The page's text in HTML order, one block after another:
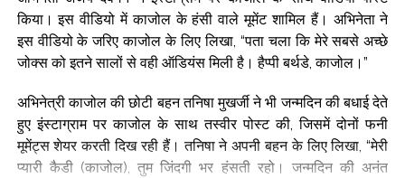
किया। इस वीडियो में काजोल के हंसी वाले मूमेंट शामिल हैं। अभिनेता ने
इस वीडियो के जरिए काजोल के लिए लिखा, “पता चला कि मेरे सबसे अच्छे
जोक्स को इतने सालों से वही ऑडियंस मिली है। हैप्पी बर्थडे, काजोल।”
अभिनेत्री काजोल की छोटी बहन तनिषा मुखर्जी ने भी जन्मदिन की बधाई देते
हुए इंस्टाग्राम पर काजोल के साथ तस्वीर पोस्ट की, जिसमें दोनों फनी
मूमेंट्स शेयर करती दिख रही हैं। तनिषा ने अपनी बहन के लिए लिखा, “मेरी
प्यारी कैडी (काजोल), तुम जिंदगी भर हंसती रहो। जन्मदिन की अनंत